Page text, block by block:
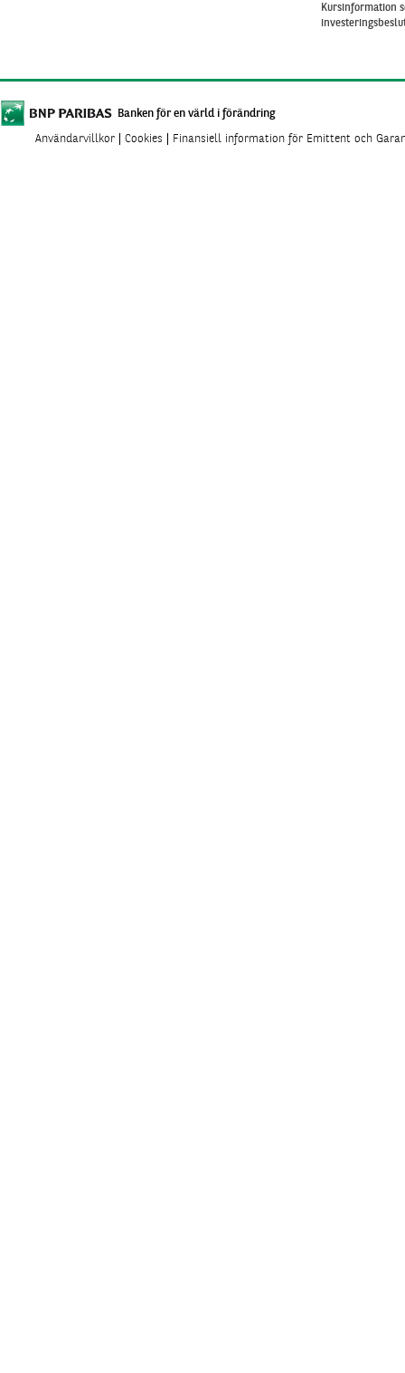
Kursinformation
Banken för en värld i förändring
Användarvillkor Cookies Finansiell information för Emittent och